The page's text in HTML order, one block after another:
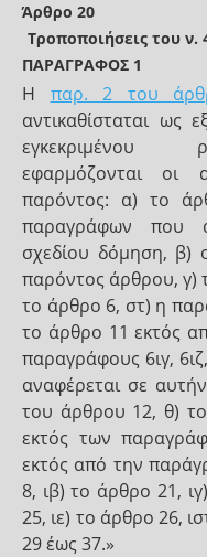
Άρθρο 20
Τροποποιήσεις του
ΠΑΡΑΓΡΑΦΟΣ 1
Η παρ. 2 του
αντικαθίσταται ως
εγκεκριμένου
εφαρμόζονται οι
παρόντος: α) το
παραγράφων που
σχεδίου δόμηση, β)
παρόντος άρθρου, γ)
το άρθρο 6, στ) η
το άρθρο 11 εκτός
παραγράφους 6ιγ,
αναφέρεται σε
του άρθρου 12, θ)
εκτός των
εκτός από την
8, ιβ) το άρθρο 21,
25, ιε) το άρθρο 26,
29 έως 37.»